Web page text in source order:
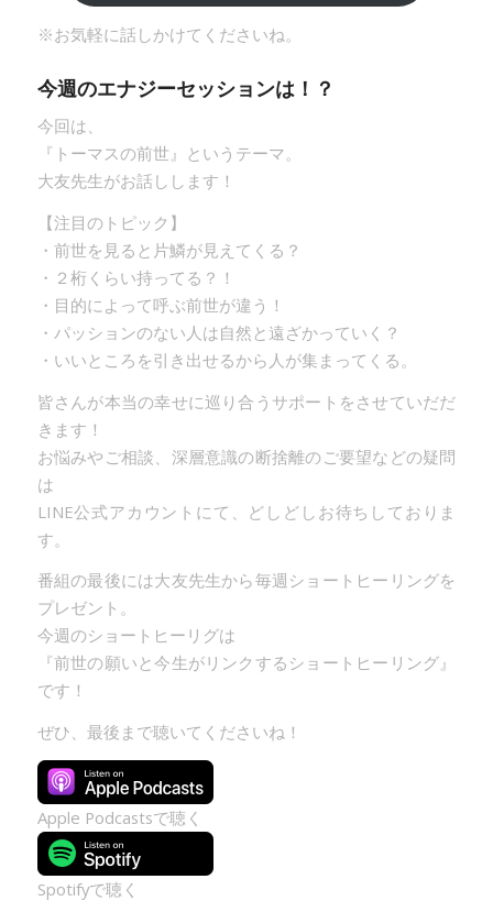
※お気軽に話しかけてくださいね。
今週のエナジーセッションは！？
今回は、
『トーマスの前世』というテーマ。
大友先生がお話しします！
【注目のトピック】
・前世を見ると片鱗が見えてくる？
・２桁くらい持ってる？！
・目的によって呼ぶ前世が違う！
・パッションのない人は自然と遠ざかっていく？
・いいところを引き出せるから人が集まってくる。
皆さんが本当の幸せに巡り合うサポートをさせていだだ
きます！
お悩みやご相談、深層意識の断捨離のご要望などの疑問
は
LINE公式アカウントにて、どしどしお待ちしておりま
す。
番組の最後には大友先生から毎週ショートヒーリングを
プレゼント。
今週のショートヒーリグは
『前世の願いと今生がリンクするショートヒーリング』
です！
ぜひ、最後まで聴いてくださいね！
Apple Podcastsで聴く
Spotifyで聴く